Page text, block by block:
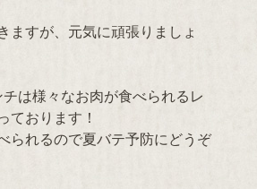
ますが、元気に頑張りましょ
は様々なお肉が食べられるレ
ております！
られるので夏バテ予防にどうぞ